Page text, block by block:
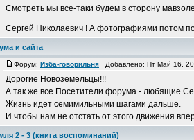
Смотреть мы все-таки будем в сторону
Сергей Николаевич ! А фотографиями потом
и сайта
Форум: Изба-говорильня Добавлено: Пт Май 16,
Дорогие Новоземельцы!!!
А так же все Посетители форума - любящие
Жизнь идет семимильными шагами дальше.
И чтобы нам не отстать от этого движения
2 - 3 (книга воспоминаний)